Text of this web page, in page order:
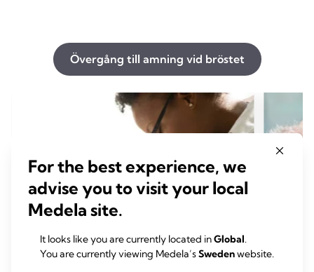
Övergång till amning vid bröstet
For the best experience, we
advise you to visit your local
Medela site.
It looks like you are currently located inGlobal.
You are currently viewing Medela’sSwedenwebsite.